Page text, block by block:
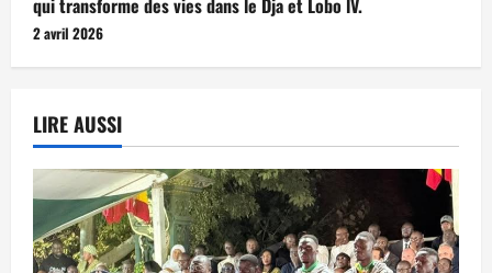
qui transforme des vies dans le Dja et Lobo lV.
2 avril 2026
LIRE AUSSI